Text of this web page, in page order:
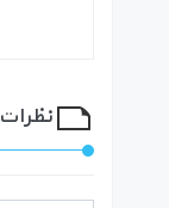
نظرات